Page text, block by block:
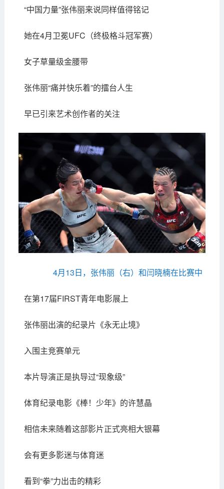
“中国力量”张伟丽来说同样值得铭记
她在4月卫冕UFC（终极格斗冠军赛）
女子草量级金腰带
张伟丽“痛并快乐着”的擂台人生
早已引来艺术创作者的关注
4月13日，张伟丽（右）和闫晓楠在比赛中
在第17届FIRST青年电影展上
张伟丽出演的纪录片《永无止境》
入围主竞赛单元
本片导演正是执导过“现象级”
体育纪录电影《棒！少年》的许慧晶
相信未来随着这部影片正式亮相大银幕
会有更多影迷与体育迷
看到“拳”力出击的精彩